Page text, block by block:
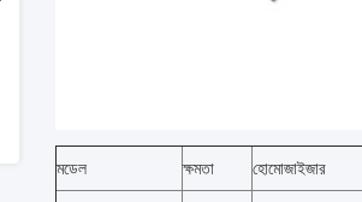
মডেল ক্ষমতা হোমোজাইজার